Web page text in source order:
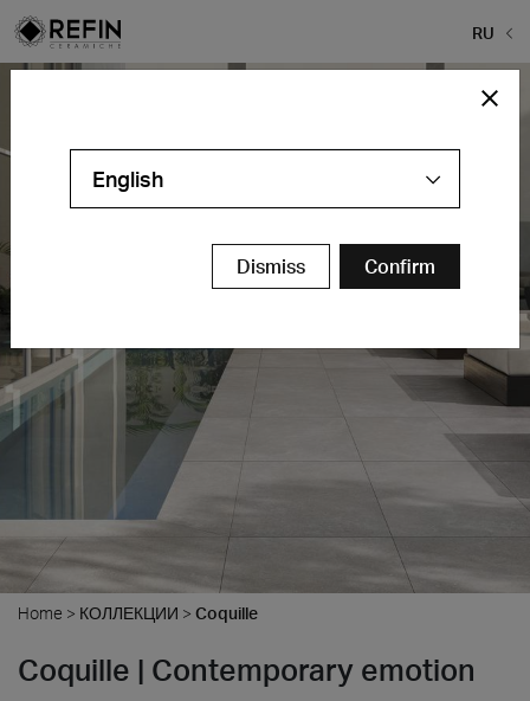
RU
Home > КОЛЛЕКЦИИ > Coquille
Coquille | Contemporary emotion
English
Dismiss Confirm